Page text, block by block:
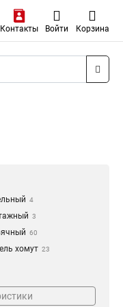
Контакты Войти Корзина
4
3
60
хомут 23
20
23